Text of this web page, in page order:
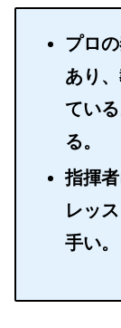
プロ
あり
てい
る。
指揮
レッ
手い。